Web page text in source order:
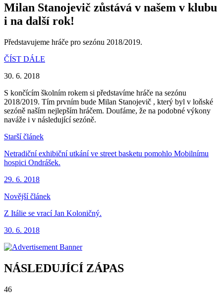
Milan Stanojevič zůstává v našem v klubu
i na další rok!
Představujeme hráče pro sezónu 2018/2019.
ČÍST DÁLE
30. 6. 2018
S končícím školním rokem si představíme hráče na sezónu
2018/2019. Tím prvním bude Milan Stanojevič , který byl v loňské
sezóně naším nejlepším hráčem. Doufáme, že na podobné výkony
naváže i v následující sezóně.
Starší článek
Netradiční exhibiční utkání ve street basketu pomohlo Mobilnímu
hospici Ondrášek.
29. 6. 2018
Novější článek
Z Itálie se vrací Jan Koloničný.
30. 6. 2018
NÁSLEDUJÍCÍ ZÁPAS
46